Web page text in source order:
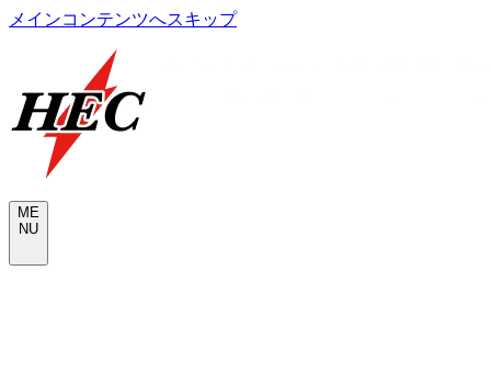
メインコンテンツへスキップ
M E
NU